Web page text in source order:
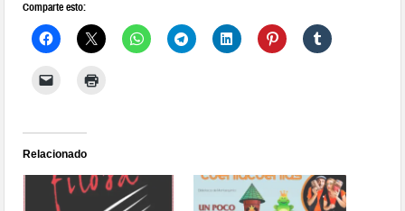
Comparte esto:
Relacionado